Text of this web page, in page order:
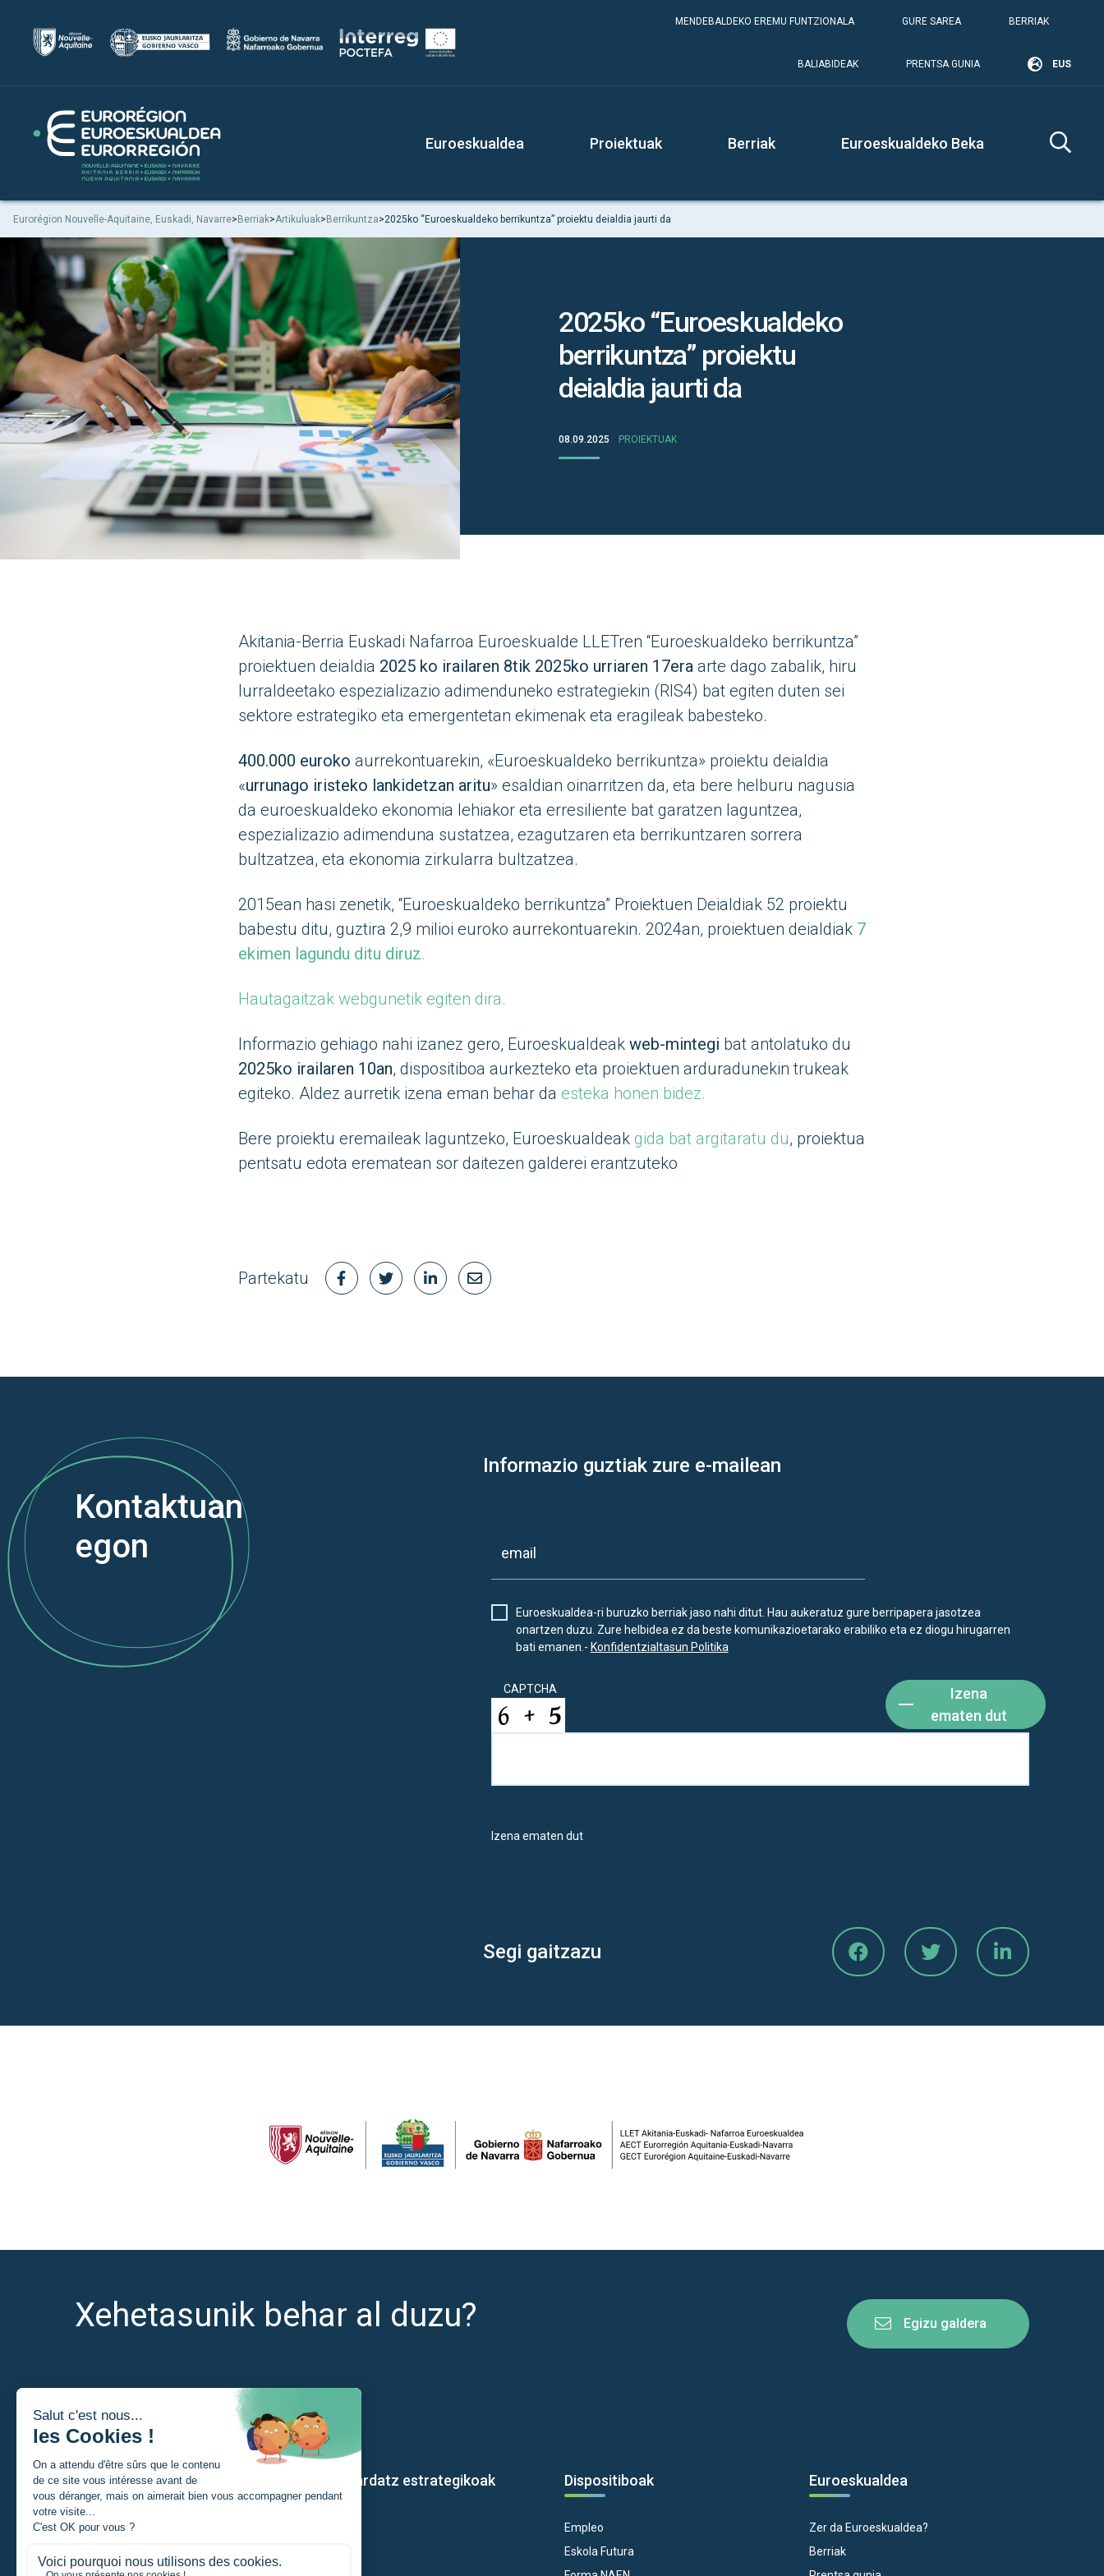
MENDEBALDEKO EREMU FUNTZIONALA GURE SAREA BERRIAK
BALIABIDEAK PRENTSA GUNIA EUS
Euroeskualdea Proiektuak Berriak Euroeskualdeko Beka
Eurorégion Nouvelle-Aquitaine, Euskadi, Navarre>Berriak>Artikuluak>Berrikuntza>2025ko “Euroeskualdeko berrikuntza” proiektu deialdia jaurti da
2025ko “Euroeskualdeko
berrikuntza” proiektu
deialdia jaurti da
08.09.2025 PROIEKTUAK
Akitania-Berria Euskadi Nafarroa Euroeskualde LLETren “Euroeskualdeko berrikuntza”
proiektuen deialdia 2025 ko irailaren 8tik 2025ko urriaren 17eraarte dago zabalik, hiru
lurraldeetako espezializazio adimenduneko estrategiekin (RIS4) bat egiten duten sei
sektore estrategiko eta emergentetan ekimenak eta eragileak babesteko.
400.000 euroko aurrekontuarekin, «Euroeskualdeko berrikuntza» proiektu deialdia
«urrunago iristeko lankidetzan aritu» esaldian oinarritzen da, eta bere helburu nagusia
da euroeskualdeko ekonomia lehiakor eta erresiliente bat garatzen laguntzea,
espezializazio adimenduna sustatzea, ezagutzaren eta berrikuntzaren sorrera
bultzatzea, eta ekonomia zirkularra bultzatzea.
2015ean hasi zenetik, “Euroeskualdeko berrikuntza” Proiektuen Deialdiak 52 proiektu
babestu ditu, guztira 2,9 milioi euroko aurrekontuarekin. 2024an, proiektuen deialdiak 7
ekimen lagundu ditu diruz.
Hautagaitzak webgunetik egiten dira.
Informazio gehiago nahi izanez gero, Euroeskualdeak web-mintegi bat antolatuko du
2025ko irailaren 10an, dispositiboa aurkezteko eta proiektuen arduradunekin trukeak
egiteko. Aldez aurretik izena eman behar da esteka honen bidez.
Bere proiektu eremaileak laguntzeko, Euroeskualdeakgida bat argitaratu du, proiektua
pentsatu edota erematean sor daitezen galderei erantzuteko
Partekatu
Kontaktuan
egon
Informazio guztiak zure e-mailean
Euroeskualdea-ri buruzko berriak jaso nahi ditut. Hau aukeratuz gure berripapera jasotzea
onartzen duzu. Zure helbidea ez da beste komunikazioetarako erabiliko eta ez diogu hirugarren
bati emanen.- Konfidentzialtasun Politika
CAPTCHA
Izena
ematen dut
Izena ematen dut
Segi gaitzazu
Xehetasunik behar al duzu? Egizu galdera
Nor naiz?
Ikaslea
Gure ardatz estrategikoak Dispositiboak
Empleo
Eskola Futura
Euroeskualdea
Zer da Euroeskualdea?
Berriak